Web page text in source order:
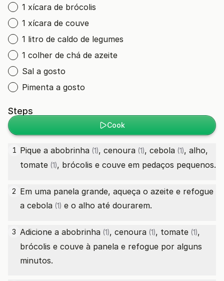
1 xícara de brócolis
1 xícara de couve
1 litro de caldo de legumes
1 colher de chá de azeite
Sal a gosto
Pimenta a gosto
Steps
Cook
1 Pique a abobrinha (1), cenoura (1), cebola (1), alho,
tomate (1), brócolis e couve em pedaços pequenos.
2 Em uma panela grande, aqueça o azeite e refogue
a cebola (1) e o alho até dourarem.
3 Adicione a abobrinha (1), cenoura (1), tomate (1),
brócolis e couve à panela e refogue por alguns
minutos.